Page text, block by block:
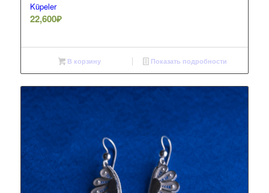
Küpeler
22,600₽
В корзину Показать подробности